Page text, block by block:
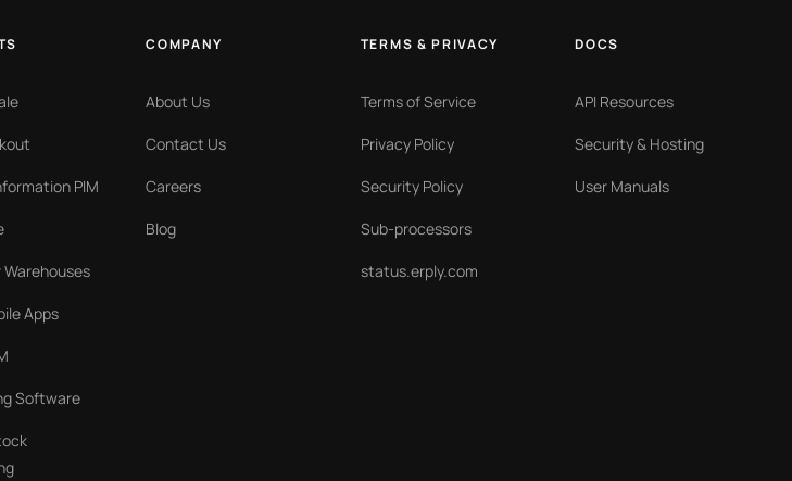
PIM
Apps
Software
COMPANY
About Us
Contact Us
Careers
Blog
TERMS & PRIVACY
Terms of Service
Privacy Policy
Security Policy
Sub-processors
status.erply.com
DOCS
API Resources
Security & Hosting
User Manuals